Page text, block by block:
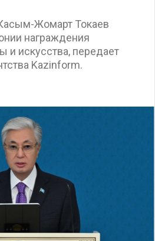
Жомарт Токаев
награждения
и искусства, передает
Kazinform.